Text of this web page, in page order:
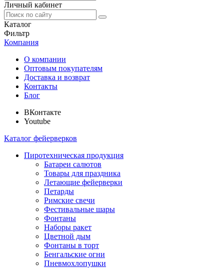
Личный кабинет
Каталог
Фильтр
Компания
О компании
Оптовым покупателям
Доставка и возврат
Контакты
Блог
ВКонтакте
Youtube
Каталог фейерверков
Пиротехническая продукция
Батареи салютов
Товары для праздника
Летающие фейерверки
Петарды
Римские свечи
Фестивальные шары
Фонтаны
Наборы ракет
Цветной дым
Фонтаны в торт
Бенгальские огни
Пневмохлопушки